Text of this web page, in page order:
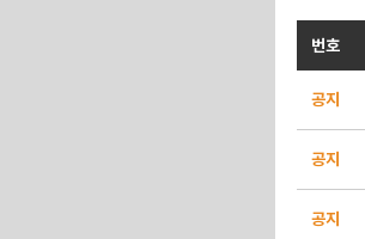
번호
공지
공지
공지